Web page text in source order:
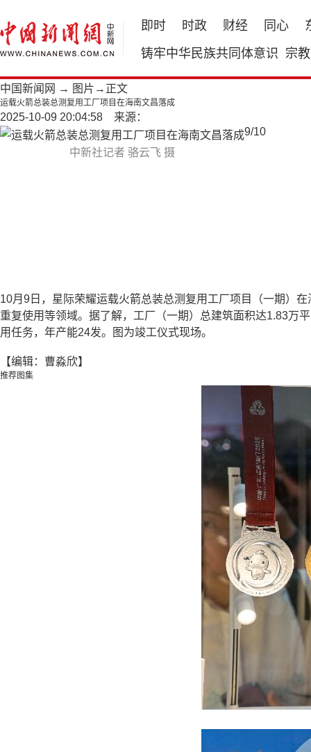
即时 时政 财经 同心
铸牢中华民族共同体意识 宗教
中国新闻网 → 图片 →正文
运载火箭总装总测复用工厂项目在海南文昌落成
2025-10-09 20:04:58 来源：
中新社记者 骆云飞 摄
9/10
10月9日，星际荣耀运载火箭总装总测复用工厂项目（一期）
重复使用等领域。据了解，工厂（一期）总建筑面积达1.83万
用任务，年产能24发。图为竣工仪式现场。
【编辑：曹淼欣】
推荐图集